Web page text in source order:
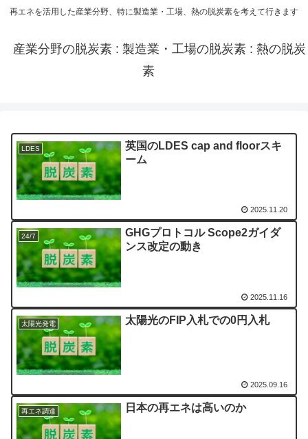
再エネを活用した産業分野、特に製造業・工場、熱の脱炭素を考えて行きます
産業分野の脱炭素 : 製造業・工場の脱炭素 : 熱の脱炭
素
LDES
英国のLDES cap and floorスキ
ーム
2025.11.20
24/7
GHGプロトコル Scope2ガイダ
ンス改定の動き
2025.11.16
太陽光発電 太陽光のFIP入札での0円入札
2025.09.16
再エネ調達 日本の再エネは高いのか